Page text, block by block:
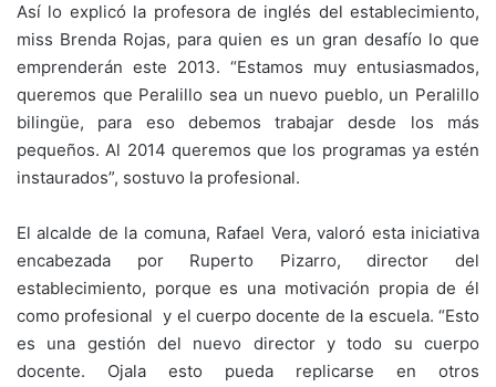
Así lo explicó la profesora de inglés del establecimiento,
miss Brenda Rojas, para quien es un gran desafío lo que
emprenderán este 2013. “Estamos muy entusiasmados,
queremos que Peralillo sea un nuevo pueblo, un Peralillo
bilingüe, para eso debemos trabajar desde los más
pequeños. Al 2014 queremos que los programas ya estén
instaurados”, sostuvo la profesional.
El alcalde de la comuna, Rafael Vera, valoró esta iniciativa
encabezada por Ruperto Pizarro, director del
establecimiento, porque es una motivación propia de él
como profesional y el cuerpo docente de la escuela. “Esto
es una gestión del nuevo director y todo su cuerpo
docente. Ojala esto pueda replicarse en otros